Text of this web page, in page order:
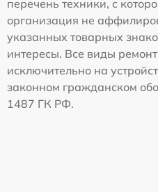
перечень техники, с
организация не
указанных товарных
интересы. Все виды
исключительно на
законном гражданском
1487 ГК РФ.